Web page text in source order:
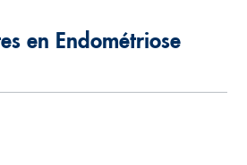
en Endométriose